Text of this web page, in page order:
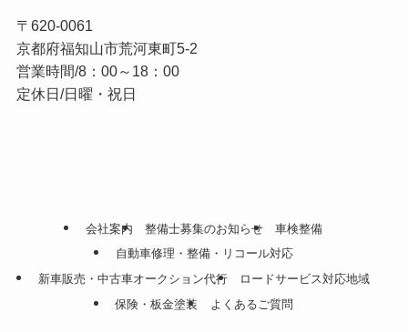
〒620-0061
京都府福知山市荒河東町5-2
営業時間/8：00～18：00
定休日/日曜・祝日
会社案内 整備士募集のお知らせ
車検整備
自動車修理・整備・リコール対応
新車販売・中古車オークション代行
ロードサービス対応地域
保険・板金塗装
よくあるご質問